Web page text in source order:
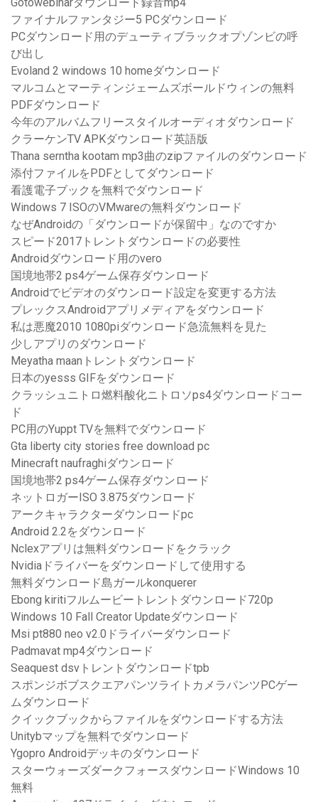
Gotowebinarダウンロード録音mp4
ファイナルファンタジー5 PCダウンロード
PCダウンロード用のデューティブラックオプゾンビの呼
び出し
Evoland 2 windows 10 homeダウンロード
マルコムとマーティンジェームズボールドウィンの無料
PDFダウンロード
今年のアルバムフリースタイルオーディオダウンロード
クラーケンTV APKダウンロード英語版
Thana serntha kootam mp3曲のzipファイルのダウンロード
添付ファイルをPDFとしてダウンロード
看護電子ブックを無料でダウンロード
Windows 7 ISOのVMwareの無料ダウンロード
なぜAndroidの「ダウンロードが保留中」なのですか
スピード2017トレントダウンロードの必要性
Androidダウンロード用のvero
国境地帯2 ps4ゲーム保存ダウンロード
Androidでビデオのダウンロード設定を変更する方法
プレックスAndroidアプリメディアをダウンロード
私は悪魔2010 1080piダウンロード急流無料を見た
少しアプリのダウンロード
Meyatha maanトレントダウンロード
日本のyesss GIFをダウンロード
クラッシュニトロ燃料酸化ニトロソps4ダウンロードコー
ド
PC用のYuppt TVを無料でダウンロード
Gta liberty city stories free download pc
Minecraft naufraghiダウンロード
国境地帯2 ps4ゲーム保存ダウンロード
ネットロガーISO 3.875ダウンロード
アークキャラクターダウンロードpc
Android 2.2をダウンロード
Nclexアプリは無料ダウンロードをクラック
Nvidiaドライバーをダウンロードして使用する
無料ダウンロード島ガールkonquerer
Ebong kiritiフルムービートレントダウンロード720p
Windows 10 Fall Creator Updateダウンロード
Msi pt880 neo v2.0ドライバーダウンロード
Padmavat mp4ダウンロード
Seaquest dsvトレントダウンロードtpb
スポンジボブスクエアパンツライトカメラパンツPCゲー
ムダウンロード
クイックブックからファイルをダウンロードする方法
Unitybマップを無料でダウンロード
Ygopro Androidデッキのダウンロード
スターウォーズダークフォースダウンロードWindows 10
無料